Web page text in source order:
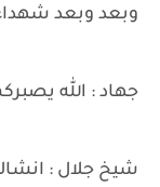
وبعد وبعد
جهاد : الله
شيخ جلال :